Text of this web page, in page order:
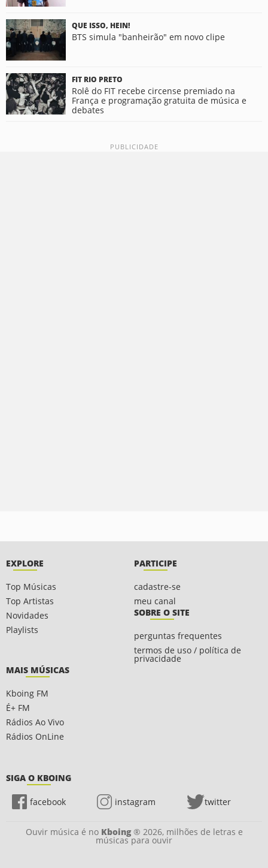
QUE ISSO, HEIN!
BTS simula "banheirão" em novo clipe
FIT RIO PRETO
Rolê do FIT recebe circense premiado na
França e programação gratuita de música e
debates
EXPLORE
Top Músicas
Top Artistas
Novidades
Playlists
PARTICIPE
cadastre-se
meu canal
SOBRE O SITE
perguntas frequentes
termos de uso / política de
privacidade
MAIS MÚSICAS
Kboing FM
É+ FM
Rádios Ao Vivo
Rádios OnLine
SIGA O KBOING
facebook instagram twitter
Ouvir música é no Kboing® 2026, milhões de letras e
músicas para ouvir